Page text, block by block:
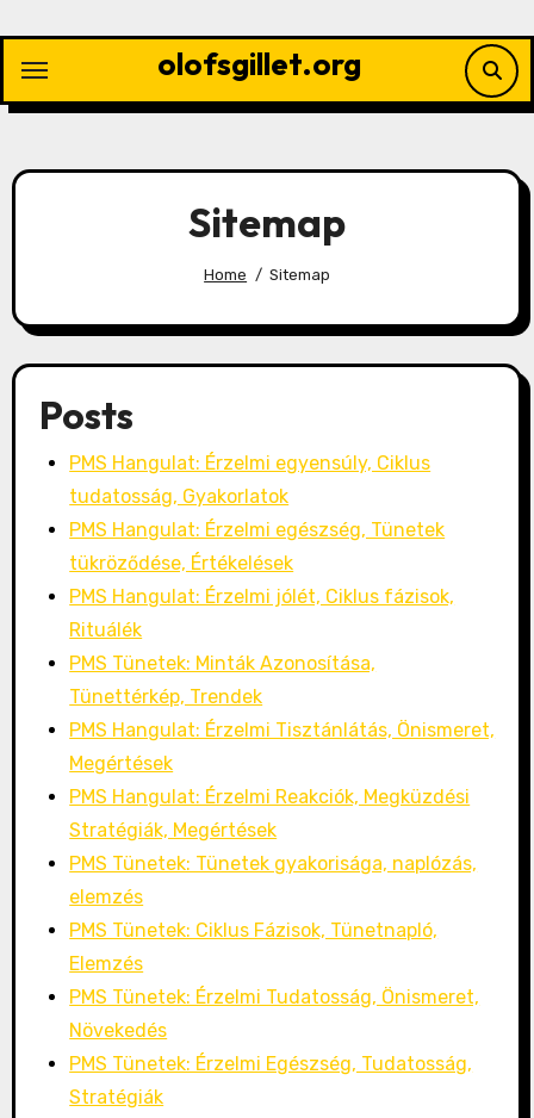
content
olofsgillet.org
Sitemap
Home Sitemap
Posts
PMS Hangulat: Érzelmi egyensúly, Ciklus
tudatosság, Gyakorlatok
PMS Hangulat: Érzelmi egészség, Tünetek
tükröződése, Értékelések
PMS Hangulat: Érzelmi jólét, Ciklus fázisok,
Rituálék
PMS Tünetek: Minták Azonosítása,
Tünettérkép, Trendek
PMS Hangulat: Érzelmi Tisztánlátás, Önismeret,
Megértések
PMS Hangulat: Érzelmi Reakciók, Megküzdési
Stratégiák, Megértések
PMS Tünetek: Tünetek gyakorisága, naplózás,
elemzés
PMS Tünetek: Ciklus Fázisok, Tünetnapló,
Elemzés
PMS Tünetek: Érzelmi Tudatosság, Önismeret,
Növekedés
PMS Tünetek: Érzelmi Egészség, Tudatosság,
Stratégiák